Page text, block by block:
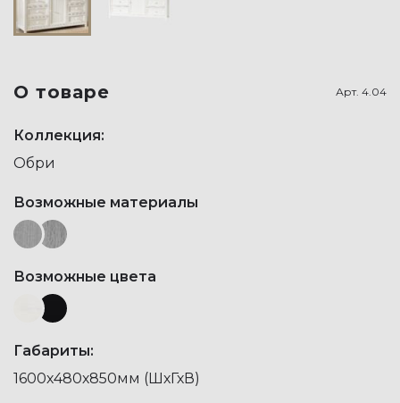
О товаре Арт. 4.04
Коллекция:
Обри
Возможные материалы
Возможные цвета
Габариты:
1600х480х850мм (ШхГхВ)